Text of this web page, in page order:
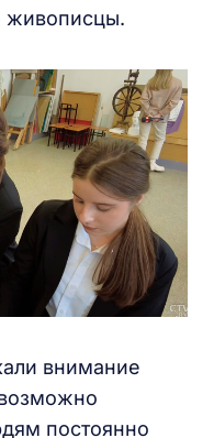
живописцы.
внимание
постоянно